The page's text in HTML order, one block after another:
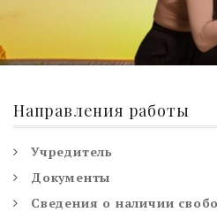
Направления работы
Учредитель
Документы
Сведения о наличии